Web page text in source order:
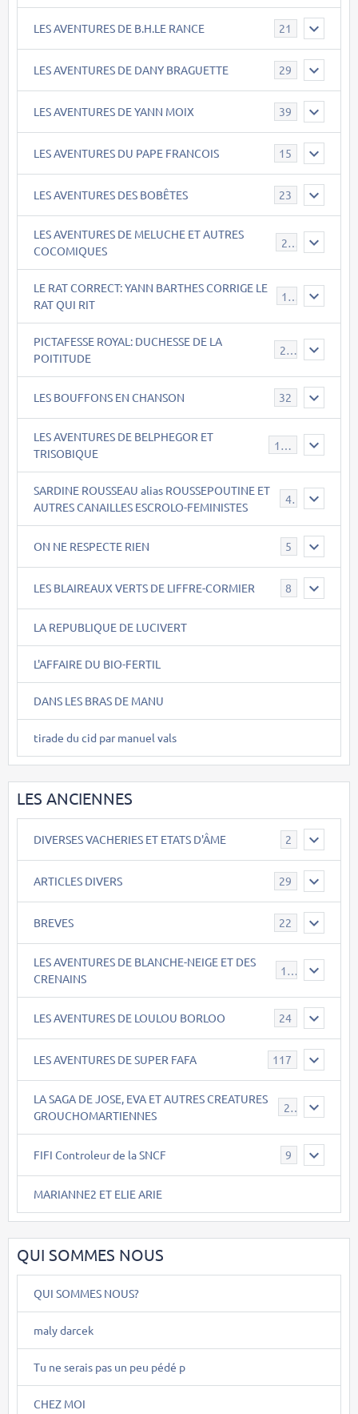
LES AVENTURES DE B.H.LE RANCE 21
LES AVENTURES DE DANY BRAGUETTE 29
LES AVENTURES DE YANN MOIX 39
LES AVENTURES DU PAPE FRANCOIS 15
LES AVENTURES DES BOBÊTES 23
LES AVENTURES DE MELUCHE ET AUTRES
COCOMIQUES
22
LE RAT CORRECT: YANN BARTHES CORRIGE LE
RAT QUI RIT
15
PICTAFESSE ROYAL: DUCHESSE DE LA
POITITUDE
23
LES BOUFFONS EN CHANSON 32
LES AVENTURES DE BELPHEGOR ET
TRISOBIQUE
147
SARDINE ROUSSEAU alias ROUSSEPOUTINE ET
AUTRES CANAILLES ESCROLO-FEMINISTES
40
ON NE RESPECTE RIEN 5
LES BLAIREAUX VERTS DE LIFFRE-CORMIER 8
LA REPUBLIQUE DE LUCIVERT
L'AFFAIRE DU BIO-FERTIL
DANS LES BRAS DE MANU
tirade du cid par manuel vals
LES ANCIENNES
DIVERSES VACHERIES ET ETATS D'ÂME 2
ARTICLES DIVERS 29
BREVES 22
LES AVENTURES DE BLANCHE-NEIGE ET DES
CRENAINS
17
LES AVENTURES DE LOULOU BORLOO 24
LES AVENTURES DE SUPER FAFA 117
LA SAGA DE JOSE, EVA ET AUTRES CREATURES
GROUCHOMARTIENNES
26
FIFI Controleur de la SNCF 9
MARIANNE2 ET ELIE ARIE
QUI SOMMES NOUS
QUI SOMMES NOUS?
maly darcek
Tu ne serais pas un peu pédé p
CHEZ MOI